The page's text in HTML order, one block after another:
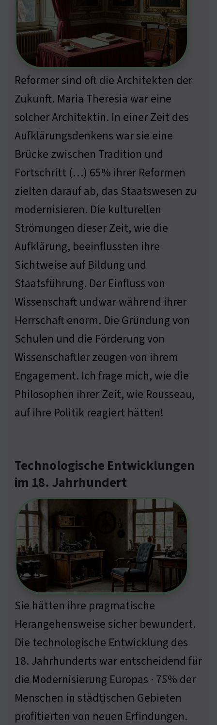
Reformer sind oft die Architekten der
Zukunft. Maria Theresia war eine
solcher Architektin. In einer Zeit des
Aufklärungsdenkens war sie eine
Brücke zwischen Tradition und
Fortschritt (…) 65% ihrer Reformen
zielten darauf ab, das Staatswesen zu
modernisieren. Die kulturellen
Strömungen dieser Zeit, wie die
Aufklärung, beeinflussten ihre
Sichtweise auf Bildung und
Staatsführung. Der Einfluss von
Wissenschaft undwar während ihrer
Herrschaft enorm. Die Gründung von
Schulen und die Förderung von
Wissenschaftler zeugen von ihrem
Engagement. Ich frage mich, wie die
Philosophen ihrer Zeit, wie Rousseau,
auf ihre Politik reagiert hätten!
Technologische Entwicklungen
im 18. Jahrhundert
Sie hätten ihre pragmatische
Herangehensweise sicher bewundert.
Die technologische Entwicklung des
18. Jahrhunderts war entscheidend für
die Modernisierung Europas · 75% der
Menschen in städtischen Gebieten
profitierten von neuen Erfindungen.